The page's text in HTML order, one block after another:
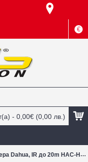
€
- 0,00€ (0,00 лв.)
IR до 20m HAC-HDW2120М